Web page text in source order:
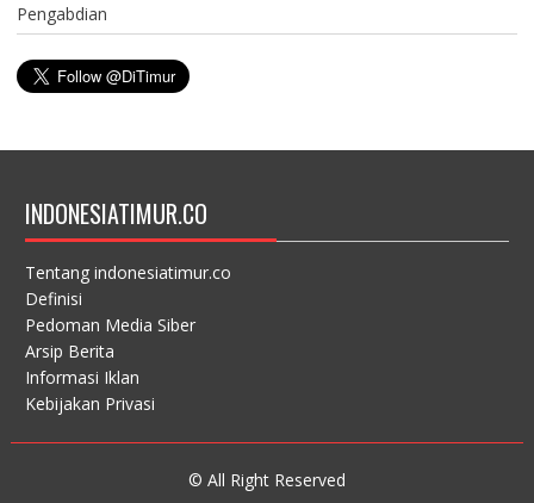
Pengabdian
INDONESIATIMUR.CO
Tentang indonesiatimur.co
Definisi
Pedoman Media Siber
Arsip Berita
Informasi Iklan
Kebijakan Privasi
© All Right Reserved